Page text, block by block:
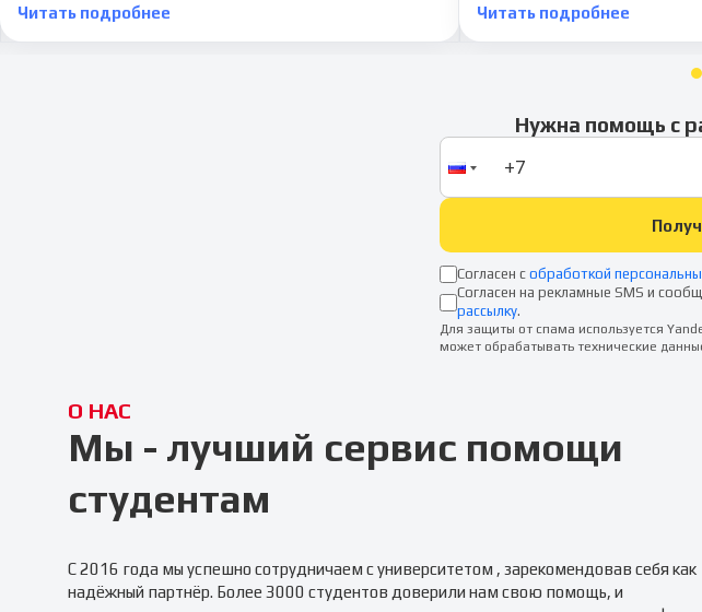
Читать подробнее
Читать подробнее
Нужна помощь с
Согласен с обработкой
Согласен на рекламные SMS и
рассылку.
Для защиты от спама используется
может обрабатывать технические
О НАС
Мы - лучший сервис помощи
студентам
С 2016 года мы успешно сотрудничаем с университетом , зарекомендовав себя как
надёжный партнёр. Более 3000 студентов доверили нам свою помощь, и